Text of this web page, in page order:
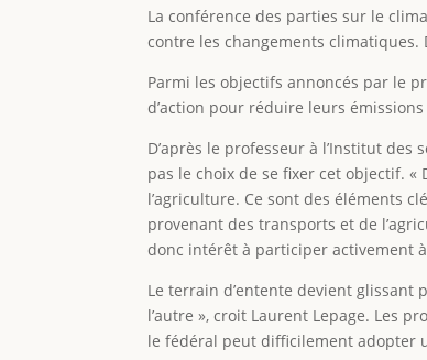
La conférence des parties sur le
contre les changements
Parmi les objectifs annoncés par le
d’action pour réduire leurs
D’après le professeur à l’Institut des
pas le choix de se fixer cet objectif.
l’agriculture. Ce sont des éléments
provenant des transports et de
donc intérêt à participer activement
Le terrain d’entente devient glissant
l’autre », croit Laurent Lepage. Les
le fédéral peut difficilement adopter